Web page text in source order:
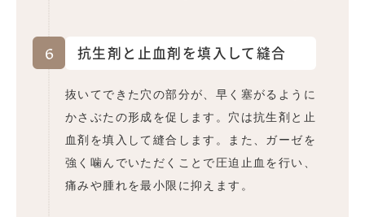
6 抗生剤と止血剤を填入して縫合
抜いてできた穴の部分が、早く塞がるように
かさぶたの形成を促します。穴は抗生剤と止
血剤を填入して縫合します。また、ガーゼを
強く噛んでいただくことで圧迫止血を行い、
痛みや腫れを最小限に抑えます。